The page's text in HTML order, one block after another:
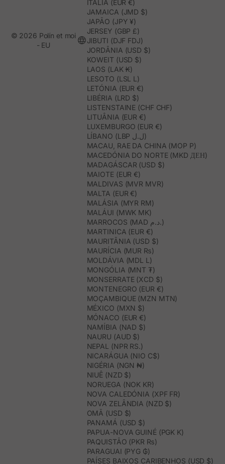
ITÁLIA (EUR €)
JAMAICA (JMD $)
JAPÃO (JPY ¥)
JERSEY (GBP £)
JIBUTI (DJF FDJ)
JORDÂNIA (USD $)
KOWEIT (USD $)
LAOS (LAK ₭)
LESOTO (LSL L)
LETÓNIA (EUR €)
LIBÉRIA (LRD $)
LISTENSTAINE (CHF CHF)
LITUÂNIA (EUR €)
LUXEMBURGO (EUR €)
LÍBANO (LBP ل.ل)
MACAU, RAE DA CHINA (MOP P)
MACEDÓNIA DO NORTE (MKD ДЕН)
MADAGÁSCAR (USD $)
MAIOTE (EUR €)
MALDIVAS (MVR MVR)
MALTA (EUR €)
MALÁSIA (MYR RM)
MALÁUI (MWK MK)
MARROCOS (MAD د.م.)
MARTINICA (EUR €)
MAURITÂNIA (USD $)
MAURÍCIA (MUR ₨)
MOLDÁVIA (MDL L)
MONGÓLIA (MNT ₮)
MONSERRATE (XCD $)
MONTENEGRO (EUR €)
MOÇAMBIQUE (MZN MTN)
MÉXICO (MXN $)
MÓNACO (EUR €)
NAMÍBIA (NAD $)
NAURU (AUD $)
NEPAL (NPR RS.)
NICARÁGUA (NIO C$)
NIGÉRIA (NGN ₦)
NIUÊ (NZD $)
NORUEGA (NOK KR)
NOVA CALEDÓNIA (XPF FR)
NOVA ZELÂNDIA (NZD $)
OMÃ (USD $)
PANAMÁ (USD $)
PAPUA-NOVA GUINÉ (PGK K)
PAQUISTÃO (PKR ₨)
PARAGUAI (PYG ₲)
PAÍSES BAIXOS CARIBENHOS (USD $)
© 2026 Polín et moi
- EU